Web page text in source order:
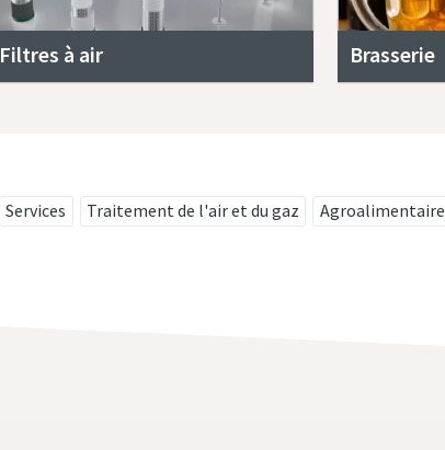
Filtres à air Brasserie
Services Traitement de l'air et du gaz Agroalimentaire